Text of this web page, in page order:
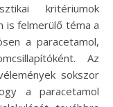
kritériumok
is felmerülő téma a
a paracetamol,
Az
sokszor
a paracetamol